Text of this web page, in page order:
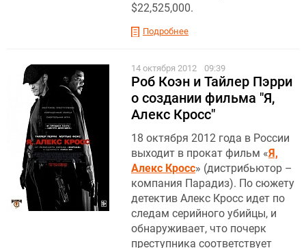
$22,525,000.
Подробнее
14 октября 2012 09:39
Роб Коэн и Тайлер Пэрри
о создании фильма "Я,
Алекс Кросс"
18 октября 2012 года в России
выходит в прокат фильм «Я,
Алекс Кросс» (дистрибьютор –
компания Парадиз). По сюжету
детектив Алекс Кросс идет по
следам серийного убийцы, и
обнаруживает, что почерк
преступника соответствует